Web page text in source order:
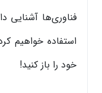
خود را باز کنید!